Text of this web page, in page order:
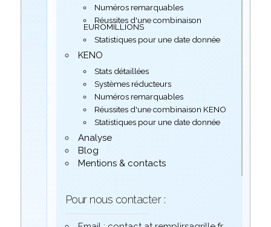
Numéros remarquables
Réussites d'une combinaison
EUROMILLIONS
Statistiques pour une date donnée
KENO
Stats détaillées
Systèmes réducteurs
Numéros remarquables
Réussites d'une combinaison KENO
Statistiques pour une date donnée
Analyse
Blog
Mentions & contacts
Pour nous contacter :